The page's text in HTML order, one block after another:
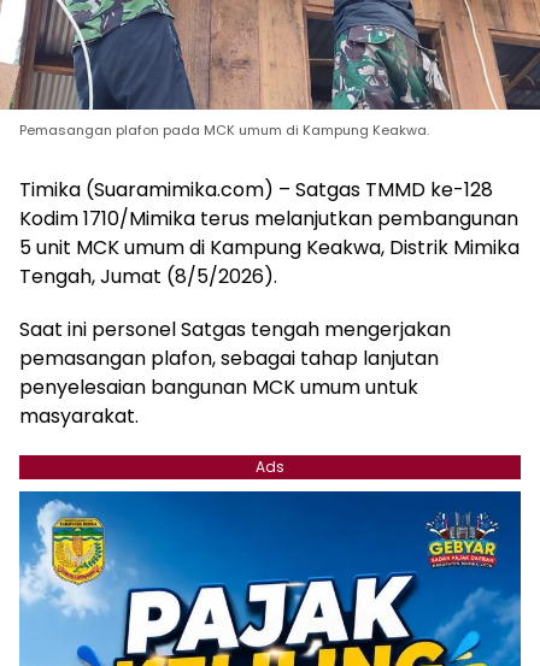
Pemasangan plafon pada MCK umum di Kampung Keakwa.
Timika (Suaramimika.com) – Satgas TMMD ke-128
Kodim 1710/Mimika terus melanjutkan pembangunan
5 unit MCK umum di Kampung Keakwa, Distrik Mimika
Tengah, Jumat (8/5/2026).
Saat ini personel Satgas tengah mengerjakan
pemasangan plafon, sebagai tahap lanjutan
penyelesaian bangunan MCK umum untuk
masyarakat.
Ads